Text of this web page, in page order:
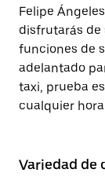
Felipe
disfrutarás de
funciones de
adelantado
taxi, prueba
cualquier
Variedad de